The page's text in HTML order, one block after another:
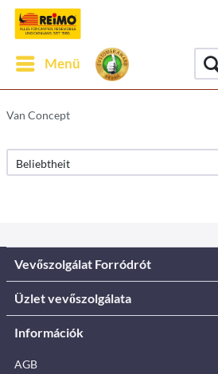
Menü
Van Concept
Vevőszolgálat Forródrót
Üzlet vevőszolgálata
Információk
AGB